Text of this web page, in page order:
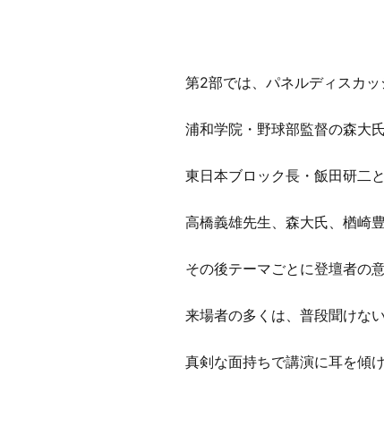
第2部では、パネルディスカ
浦和学院・野球部監督の森大
東日本ブロック長・飯田研二
高橋義雄先生、森大氏、楢崎
その後テーマごとに登壇者の
来場者の多くは、普段聞けな
真剣な面持ちで講演に耳を傾け